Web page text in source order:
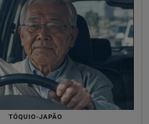
TÓQUIO-JAPÃO